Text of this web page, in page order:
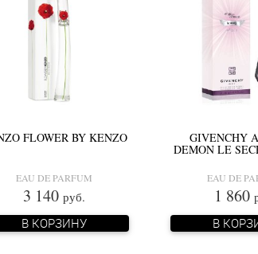
FLOWER BY KENZO
EAU DE PARFUM
3 140 руб.
В КОРЗИНУ
GIVENCHY
DEMON LE
EAU DE
1 860
В